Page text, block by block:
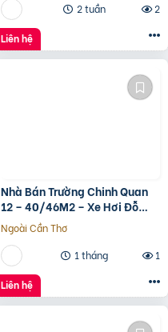
2 tuần
2
Liên hệ
Nhà Bán Trường Chinh Quan
12 – 40/46M2 – Xe Hơi Đỗ
Cửa – 3.1 Tỷ
Ngoài Cần Thơ
1 tháng
1
Liên hệ